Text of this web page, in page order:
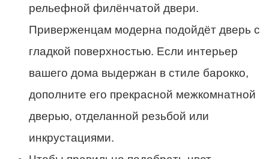
рельефной филёнчатой двери.
Приверженцам модерна подойдёт дверь с
гладкой поверхностью. Если интерьер
вашего дома выдержан в стиле барокко,
дополните его прекрасной межкомнатной
дверью, отделанной резьбой или
инкрустациями.